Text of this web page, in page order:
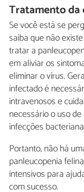
Tratamento da
Se você está se
saiba que não
tratar a
em aliviar os
eliminar o vírus.
infectado é
intravenosos e
necessário o uso
infecções
Portanto, não há
panleucopenia
intensivos para
com sucesso.